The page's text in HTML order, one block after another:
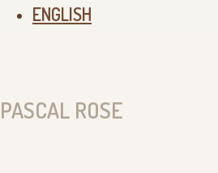
ENGLISH
PASCAL ROSE